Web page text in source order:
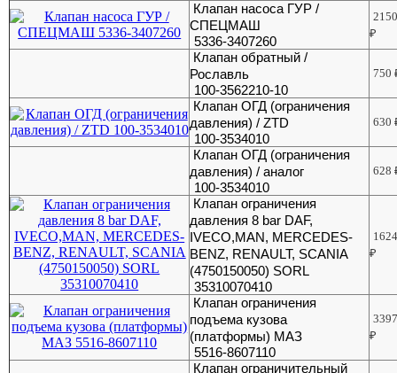
Клапан насоса ГУР /
СПЕЦМАШ
5336-3407260
₽
Клапан обратный /
Рославль
100-3562210-10
750
Клапан ОГД (ограничения
давления) / ZTD
100-3534010
630
Клапан ОГД (ограничения
давления) / аналог
100-3534010
628
Клапан ограничения
давления 8 bar DAF,
IVECO,MAN, MERCEDES-
BENZ, RENAULT, SCANIA
(4750150050) SORL
35310070410
₽
Клапан ограничения
подъема кузова
(платформы) МАЗ
5516-8607110
₽
Клапан ограничительный